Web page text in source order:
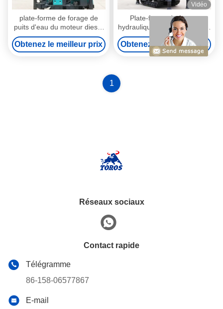
plate-forme de forage de
puits d'eau du moteur diesel
7000kg pour l'exploration
pétrolière
Obtenez le meilleur prix
Vidéo
Plate-forme de forage
hydraulique diesel de chenille
de puissance de TOROS
avec le moteur de YUCHAI
Obtenez le meilleur prix
1
Réseaux sociaux
Contact rapide
Télégramme
86-158-06577867
E-mail